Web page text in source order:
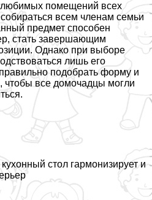
любимых помещений всех
всем члeнам семьи
предмет способен
стать завершающим
Однако при выборе
лишь его
подобрать форму и
чтобы все домочадцы могли
стол гармонизирует и